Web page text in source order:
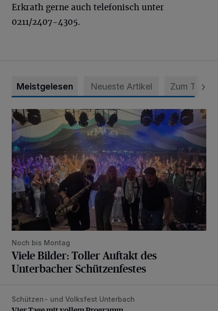
Erkrath gerne auch telefonisch unter
0211/2407-4305.
Meistgelesen Neueste Artikel Zum Thema
Viele Bilder: Toller Auftakt des Unterbacher
Noch bis Montag
Viele Bilder: Toller Auftakt des
Unterbacher Schützenfestes
Vier Tage mit vollem Programm
Schützen- und Volksfest Unterbach